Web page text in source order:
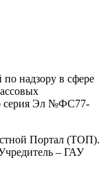
надзору в сфере
серия Эл №ФС77-
Портал (ТОП).
– ГАУ